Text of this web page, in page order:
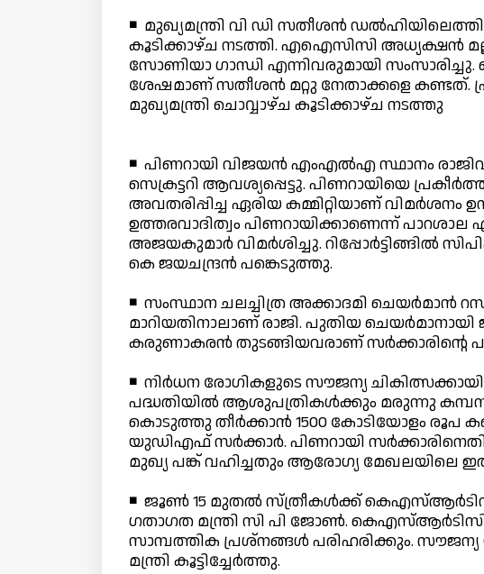
◾ മുഖ്യമന്ത്രി വി ഡി സതീശന്‍
കൂടിക്കാഴ്ച നടത്തി. എഐസിസി അധ്യക്ഷന്‍
സോണിയാ ഗാന്ധി എന്നിവരുമായി
ശേഷമാണ് സതീശന്‍ മറ്റു നേതാക്കളെ കണ്ടത്.
മുഖ്യമന്ത്രി ചൊവ്വാഴ്ച കൂടിക്കാഴ്ച നടത്തു
◾ പിണറായി വിജയന്‍ എംഎല്‍എ സ്ഥാനം
സെക്രട്ടറി ആവശ്യപ്പെട്ടു. പിണറായിയെ
അവതരിപ്പിച്ച ഏരിയ കമ്മിറ്റിയാണ് വിമര്‍ശനം
ഉത്തരവാദിത്വം പിണറായിക്കാണെന്ന്
അജയകുമാര്‍ വിമര്‍ശിച്ചു. റിപ്പോര്‍ട്ടിങ്ങില്‍
കെ ജയചന്ദ്രന്‍ പങ്കെടുത്തു.
◾ സംസ്ഥാന ചലച്ചിത്ര അക്കാദമി ചെയര്‍മാന്‍
മാറിയതിനാലാണ് രാജി. പുതിയ
കരുണാകരന്‍ തുടങ്ങിയവരാണ് സര്‍ക്കാരിന്റെ
◾ നിര്‍ധന രോഗികളുടെ സൗജന്യ
പദ്ധതിയില്‍ ആശുപത്രികള്‍ക്കും മരുന്നു
കൊടുത്തു തീര്‍ക്കാന്‍ 1500 കോടിയോളം രൂപ
യുഡിഎഫ് സര്‍ക്കാര്‍. പിണറായി
മുഖ്യ പങ്ക് വഹിച്ചതും ആരോഗ്യ മേഖലയിലെ
◾ ജൂണ്‍ 15 മുതല്‍ സ്ത്രീകള്‍ക്ക്
ഗതാഗത മന്ത്രി സി പി ജോണ്‍.
സാമ്പത്തിക പ്രശ്നങ്ങള്‍ പരിഹരിക്കും. സൗജന്യ
മന്ത്രി കൂട്ടിച്ചേര്‍ത്തു.